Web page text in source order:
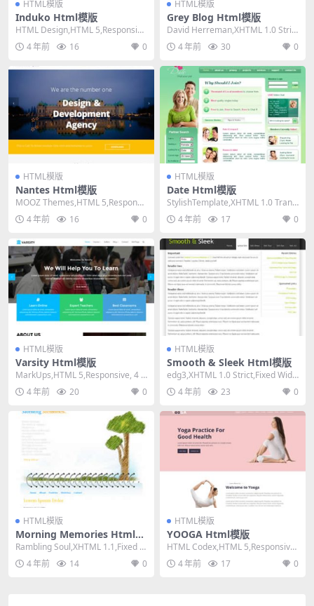
HTML模版
Induko Html模版
HTML Design,HTML 5,Responsiv
e, 4 Columns...
4 年前 16 0
HTML模版
Grey Blog Html模版
David Herreman,XHTML 1.0 Stric
t,Fixed Wi...
4 年前 30 0
HTML模版
Nantes Html模版
MOOZ Themes,HTML 5,Responsi
ve, 4 Columns...
4 年前 16 0
HTML模版
Date Html模版
StylishTemplate,XHTML 1.0 Transi
tional,F...
4 年前 17 0
HTML模版
Varsity Html模版
MarkUps,HTML 5,Responsive, 4 C
olumns,Dar...
4 年前 20 0
HTML模版
Smooth & Sleek Html模版
edg3,XHTML 1.0 Strict,Fixed Widt
h, 2 Col...
4 年前 23 0
HTML模版
Morning Memories Html模
版
Rambling Soul,XHTML 1.1,Fixed W
idth, 1 C...
4 年前 14 0
HTML模版
YOOGA Html模版
HTML Codex,HTML 5,Responsive,
4 Columns,...
4 年前 17 0